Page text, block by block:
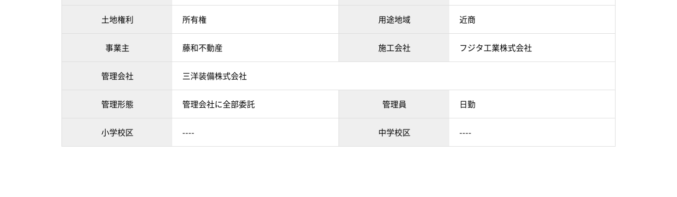
土地権利 所有権 用途地域 近商
事業主 藤和不動産 施工会社 フジタ工業株式会社
管理会社 三洋装備株式会社
管理形態 管理会社に全部委託 管理員 日勤
小学校区 ---- 中学校区 ----